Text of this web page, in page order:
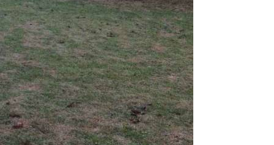
Encontre um Imóvel
Imóveis à Venda
Imóveis para Alugar
Imóveis de Temporada
Imóveis Adicionados Recentemente
Imóveis que Aceitam Financiamento
Imobiliárias e Corretores
Entre em Contato